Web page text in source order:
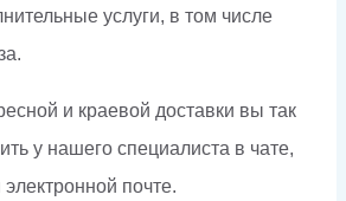
услуги, в том числе
и краевой доставки вы так
у нашего специалиста в чате,
почте.